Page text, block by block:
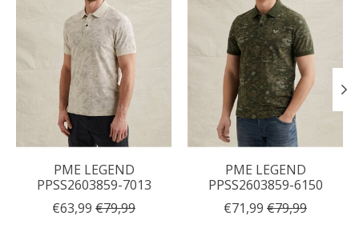
PME LEGEND
PPSS2603859-7013
€63,99 €79,99
PME LEGEND
PPSS2603859-6150
€71,99 €79,99